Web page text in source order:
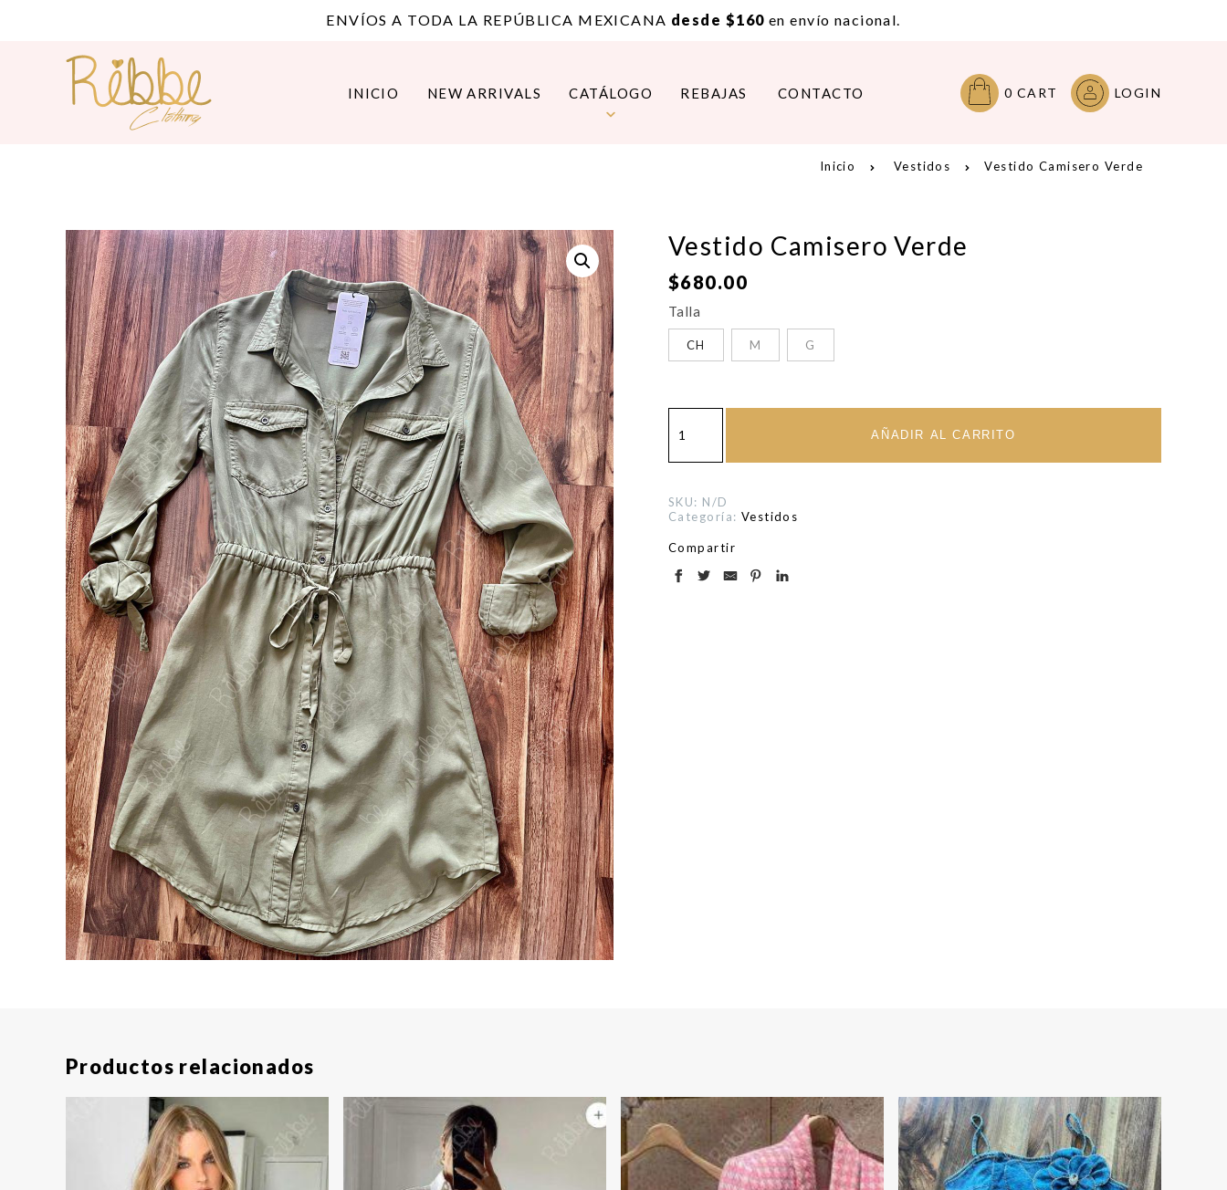
ENVÍOS A TODA LA REPÚBLICA MEXICANA desde $160 en envío nacional.
INICIO NEW ARRIVALS CATÁLOGO REBAJAS CONTACTO 0 CART LOGIN
Inicio Vestidos Vestido Camisero Verde
Vestido Camisero Verde
$680.00
Talla
CH M G
Camisero
cantidad
AÑADIR AL CARRITO
SKU: N/D
Categoría: Vestidos
Compartir
Productos relacionados